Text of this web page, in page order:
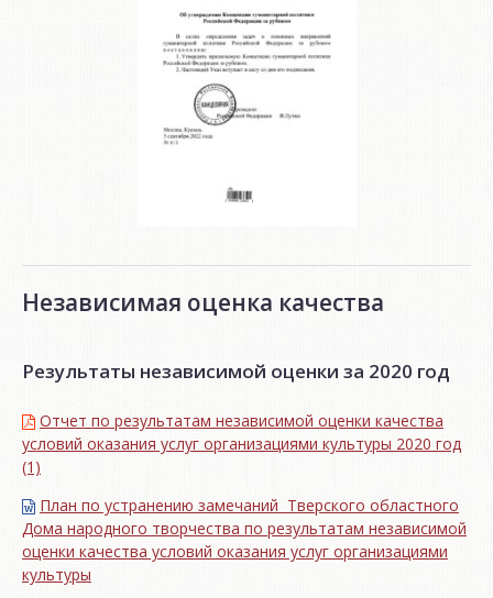
Независимая оценка качества
Результаты независимой оценки за 2020 год
Отчет по результатам независимой оценки качества
условий оказания услуг организациями культуры 2020 год
(1)
План по устранению замечаний Тверского областного
Дома народного творчества по результатам независимой
оценки качества условий оказания услуг организациями
культуры